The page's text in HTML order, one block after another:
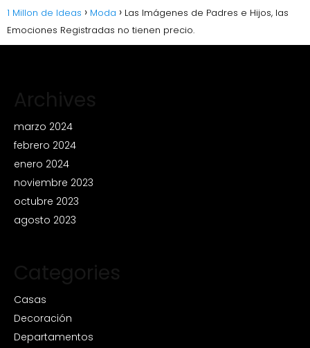
1 Millon de Ideas Moda
Las Imágenes de Padres e Hijos, las
Emociones Registradas no tienen precio.
Archives
marzo 2024
febrero 2024
enero 2024
noviembre 2023
octubre 2023
agosto 2023
Categories
Casas
Decoración
Departamentos